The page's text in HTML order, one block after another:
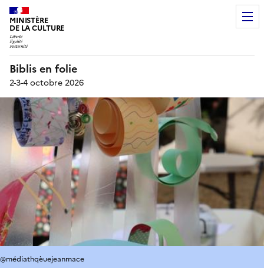
MINISTÈRE
DE LA CULTURE
Biblis en folie
2-3-4 octobre 2026
@médiathqèuejeanmace